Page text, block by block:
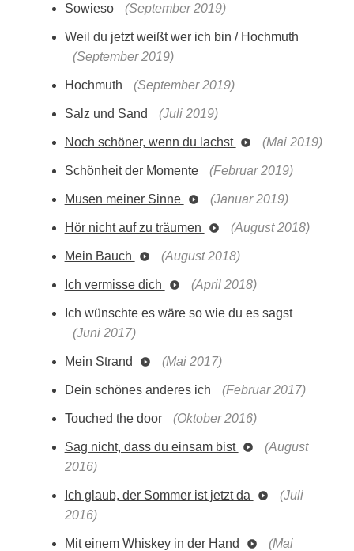
Sowieso (September 2019)
Weil du jetzt weißt wer ich bin / Hochmuth
(September 2019)
Hochmuth (September 2019)
Salz und Sand (Juli 2019)
Noch schöner, wenn du lachst (Mai 2019)
Schönheit der Momente (Februar 2019)
Musen meiner Sinne (Januar 2019)
Hör nicht auf zu träumen (August 2018)
Mein Bauch (August 2018)
Ich vermisse dich (April 2018)
Ich wünschte es wäre so wie du es sagst
(Juni 2017)
Mein Strand (Mai 2017)
Dein schönes anderes ich (Februar 2017)
Touched the door (Oktober 2016)
Sag nicht, dass du einsam bist
(August
2016)
Ich glaub, der Sommer ist jetzt da
(Juli
2016)
Mit einem Whiskey in der Hand
(Mai